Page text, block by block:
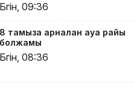
Құрылысшыларға
құрмет:
Қызылордада
үздіктері
Бүгін, 09:36
8 тамызға арналған ауа райы
болжамы
Бүгін, 08:36